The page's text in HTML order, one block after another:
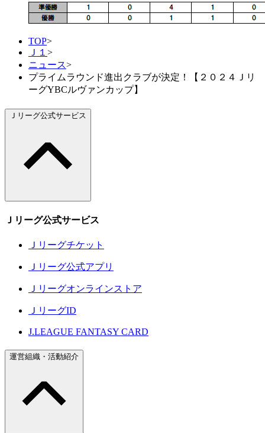
TOP>
Ｊ１ >
ニュース>
プライムラウンド進出クラブが決定！【２０２４Ｊリ
ーグYBCルヴァンカップ】
Ｊリーグ公式サービス
Ｊリーグ公式サービス
Ｊリーグチケット
Ｊリーグ公式アプリ
Ｊリーグオンラインストア
ＪリーグID
J.LEAGUE FANTASY CARD
運営組織・活動紹介